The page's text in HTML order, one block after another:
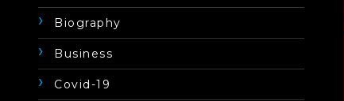
Biography
Business
Covid-19